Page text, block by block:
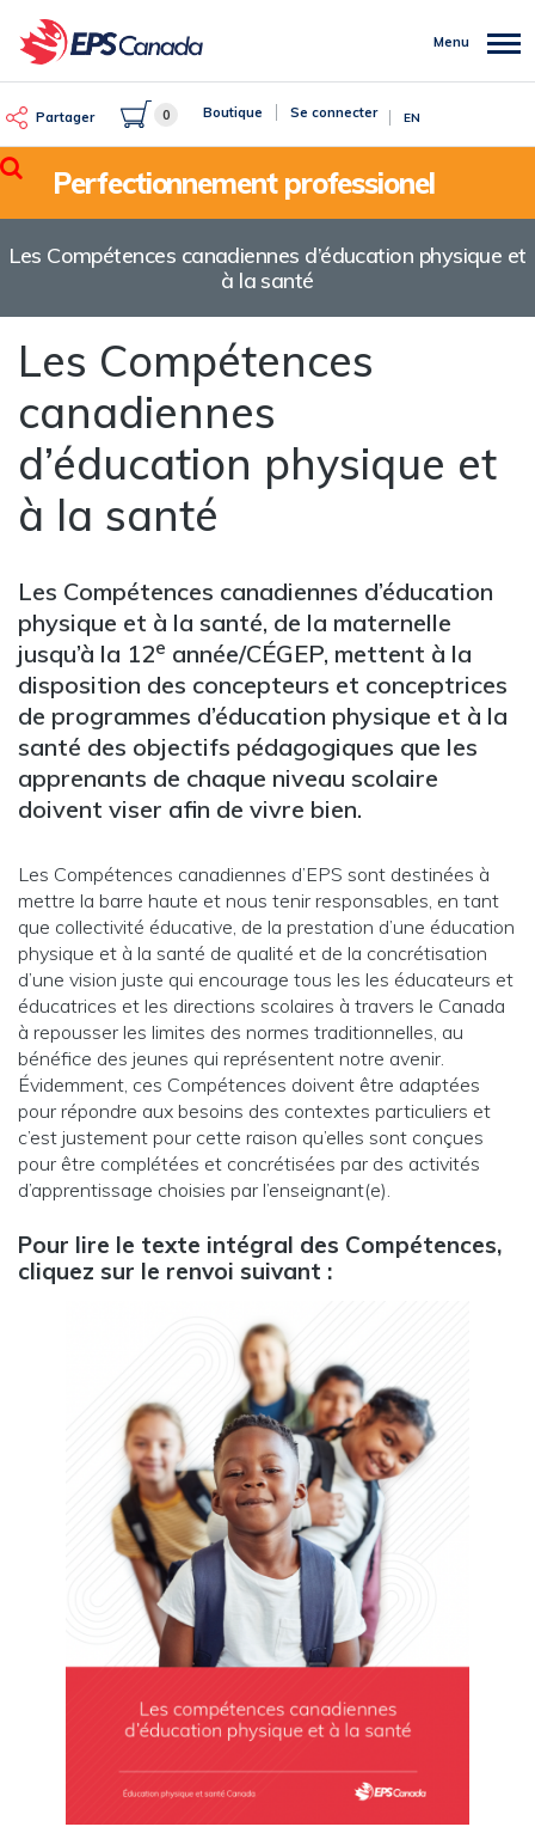
au
contenu
Partager 0 Boutique Se connecter EN
Rechercher
Menu
Perfectionnement professionel
Les Compétences canadiennes d’éducation physique et
à la santé
Les Compétences
canadiennes
d’éducation physique et
à la santé
Les Compétences canadiennes d’éducation
physique et à la santé, de la maternelle
jusqu’à la 12e année/CÉGEP, mettent à la
disposition des concepteurs et conceptrices
de programmes d’éducation physique et à la
santé des objectifs pédagogiques que les
apprenants de chaque niveau scolaire
doivent viser afin de vivre bien.
Les Compétences canadiennes d’EPS sont destinées à
mettre la barre haute et nous tenir responsables, en tant
que collectivité éducative, de la prestation d’une éducation
physique et à la santé de qualité et de la concrétisation
d’une vision juste qui encourage tous les les éducateurs et
éducatrices et les directions scolaires à travers le Canada
à repousser les limites des normes traditionnelles, au
bénéfice des jeunes qui représentent notre avenir.
Évidemment, ces Compétences doivent être adaptées
pour répondre aux besoins des contextes particuliers et
c’est justement pour cette raison qu’elles sont conçues
pour être complétées et concrétisées par des activités
d’apprentissage choisies par l’enseignant(e).
Pour lire le texte intégral des Compétences,
cliquez sur le renvoi suivant :